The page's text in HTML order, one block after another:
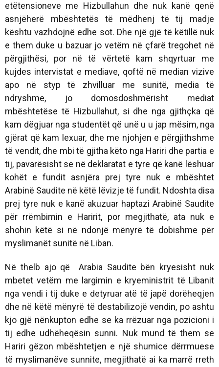
etëtensioneve me Hizbullahun dhe nuk kanë qenë
asnjëherë mbështetës të mëdhenj të tij madje
kështu vazhdojnë edhe sot. Dhe një gjë të këtillë nuk
e them duke u bazuar jo vetëm në çfarë tregohet në
përgjithësi, por në të vërtetë kam shqyrtuar me
kujdes intervistat e mediave, qoftë në median vizive
apo në styp të zhvilluar me sunitë, media të
ndryshme, jo domosdoshmërisht mediat
mbështetëse të Hizbullahut, si dhe nga gjithçka që
kam dëgjuar nga studentët që unë u u jap mësim, nga
gjërat që kam lexuar, dhe me njohjen e përgjithshme
të vendit, dhe mbi të gjitha këto nga Hariri dhe partia e
tij, pavarësisht se në deklaratat e tyre që kanë lëshuar
kohët e fundit asnjëra prej tyre nuk e mbështet
Arabinë Saudite në këtë lëvizje të fundit. Ndoshta disa
prej tyre nuk e kanë akuzuar haptazi Arabinë Saudite
për rrëmbimin e Haririt, por megjithatë, ata nuk e
shohin këtë si në ndonjë mënyrë të dobishme për
myslimanët sunitë në Liban.
Në thelb ajo që Arabia Saudite bën kryesisht nuk
mbetet vetëm me largimin e kryeministrit të Libanit
nga vendi i tij duke e detyruar atë të japë dorëheqjen
dhe në këtë mënyrë të destabilizojë vendin, po ashtu
kjo gjë nënkupton edhe se ka rrëzuar nga pozicioni i
tij edhe udhëheqësin sunni. Nuk mund të them se
Hariri gëzon mbështetjen e një shumice dërrmuese
të myslimanëve sunnite, megjithatë ai ka marrë rreth